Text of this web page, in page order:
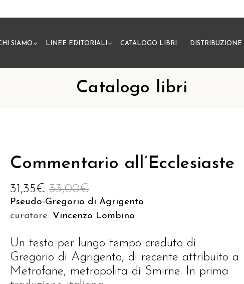
SIAMO LINEE EDITORIALI CATALOGO LIBRI DISTRIBUZIONE
Catalogo libri
Commentario all’Ecclesiaste
33,00€
31,35€
Pseudo-Gregorio di Agrigento
curatore: Vincenzo Lombino
Un testo per lungo tempo creduto di
Gregorio di Agrigento, di recente attribuito a
Metrofane, metropolita di Smirne. In prima